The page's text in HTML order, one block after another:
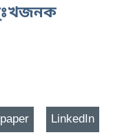
LinkedIn